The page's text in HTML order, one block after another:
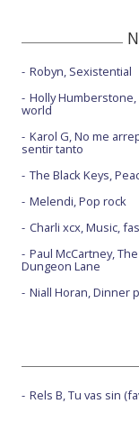
Robyn, Sexistential
Holly Humberstone,
world
Karol G, No me
sentir tanto
The Black Keys,
Melendi, Pop rock
Charli xcx, Music,
Paul McCartney,
Dungeon Lane
Niall Horan, Dinner
Rels B, Tu vas sin